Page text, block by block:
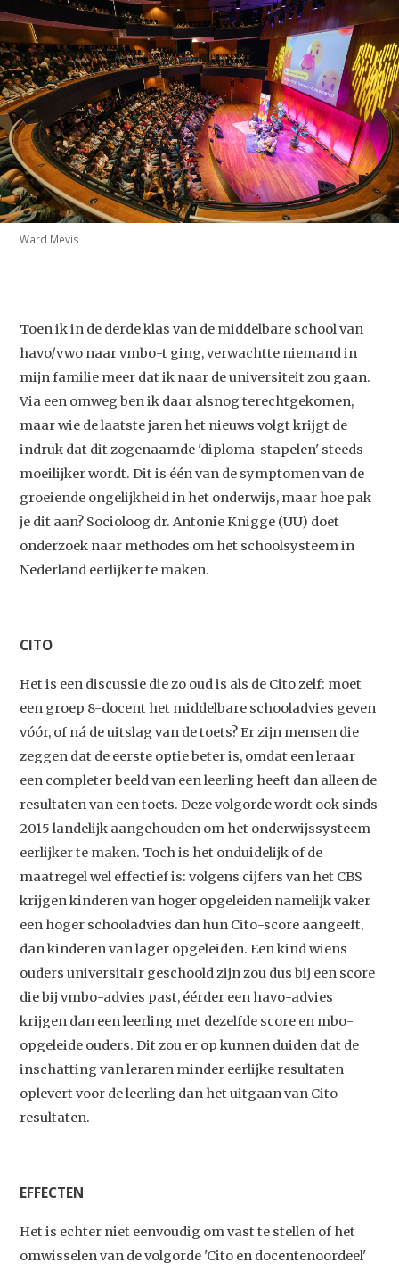
Ward Mevis
Toen ik in de derde klas van de middelbare school van
havo/vwo naar vmbo-t ging, verwachtte niemand in
mijn familie meer dat ik naar de universiteit zou gaan.
Via een omweg ben ik daar alsnog terechtgekomen,
maar wie de laatste jaren het nieuws volgt krijgt de
indruk dat dit zogenaamde 'diploma-stapelen' steeds
moeilijker wordt. Dit is één van de symptomen van de
groeiende ongelijkheid in het onderwijs, maar hoe pak
je dit aan? Socioloog dr. Antonie Knigge (UU) doet
onderzoek naar methodes om het schoolsysteem in
Nederland eerlijker te maken.
CITO
Het is een discussie die zo oud is als de Cito zelf: moet
een groep 8-docent het middelbare schooladvies geven
vóór, of ná de uitslag van de toets? Er zijn mensen die
zeggen dat de eerste optie beter is, omdat een leraar
een completer beeld van een leerling heeft dan alleen de
resultaten van een toets. Deze volgorde wordt ook sinds
2015 landelijk aangehouden om het onderwijssysteem
eerlijker te maken. Toch is het onduidelijk of de
maatregel wel effectief is: volgens cijfers van het CBS
krijgen kinderen van hoger opgeleiden namelijk vaker
een hoger schooladvies dan hun Cito-score aangeeft,
dan kinderen van lager opgeleiden. Een kind wiens
ouders universitair geschoold zijn zou dus bij een score
die bij vmbo-advies past, éérder een havo-advies
krijgen dan een leerling met dezelfde score en mbo-
opgeleide ouders. Dit zou er op kunnen duiden dat de
inschatting van leraren minder eerlijke resultaten
oplevert voor de leerling dan het uitgaan van Cito-
resultaten.
EFFECTEN
Het is echter niet eenvoudig om vast te stellen of het
omwisselen van de volgorde 'Cito en docentenoordeel'